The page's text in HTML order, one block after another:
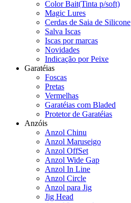
Color Bait(Tinta p/soft)
Magic Lures
Cerdas de Saia de Silicone
Salva Iscas
Iscas por marcas
Novidades
Indicação por Peixe
Garatéias
Foscas
Pretas
Vermelhas
Garatéias com Bladed
Protetor de Garatéias
Anzóis
Anzol Chinu
Anzol Maruseigo
Anzol OffSet
Anzol Wide Gap
Anzol In Line
Anzol Circle
Anzol para Jig
Jig Head